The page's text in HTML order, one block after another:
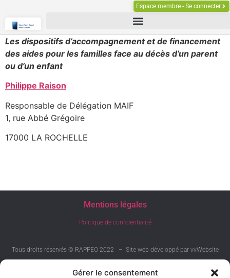
Gérer le consentement
Espace membre - Se connecter
Les dispositifs d’accompagnement et de financement
des aides pour les familles face au décès d’un parent
ou d’un enfant
Philippe Raison
Responsable de Délégation MAIF
1, rue Abbé Grégoire
17000 LA ROCHELLE
Mentions légales
Politique de confidentialité
Tous droits réservés © RAPPEO 2022 – Site web développé par vvWebsite